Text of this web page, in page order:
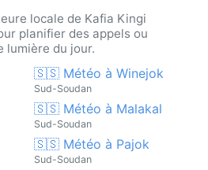
locale de Kafia Kingi
planifier des appels ou
lumière du jour.
🇸🇸 Météo à Winejok
Sud-Soudan
🇸🇸 Météo à Malakal
Sud-Soudan
🇸🇸 Météo à Pajok
Sud-Soudan